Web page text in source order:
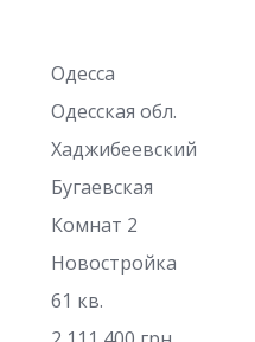
Одесса
Одесская обл.
Хаджибеевский
Бугаевская
Комнат 2
Новостройка
61 кв.